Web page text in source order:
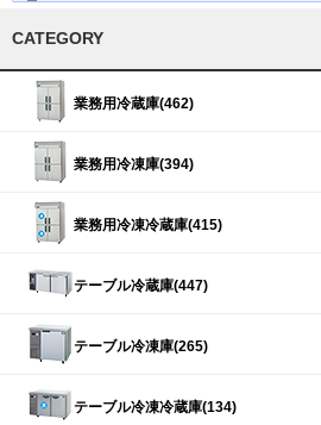
CATEGORY
業務用冷蔵庫(462)
業務用冷凍庫(394)
業務用冷凍冷蔵庫(415)
テーブル冷蔵庫(447)
テーブル冷凍庫(265)
テーブル冷凍冷蔵庫(134)